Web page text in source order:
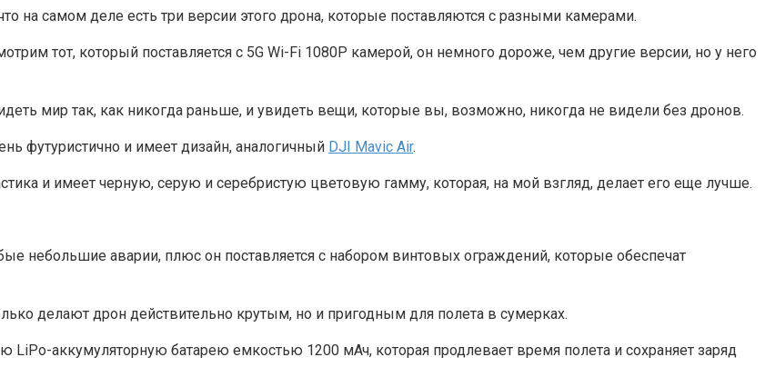
на самом деле есть три версии этого дрона, которые поставляются с разными камерами.
тот, который поставляется с 5G Wi-Fi 1080P камерой, он немного дороже, чем другие версии, но у него
мир так, как никогда раньше, и увидеть вещи, которые вы, возможно, никогда не видели без дронов.
футуристично и имеет дизайн, аналогичный DJI Mavic Air.
и имеет черную, серую и серебристую цветовую гамму, которая, на мой взгляд, делает его еще лучше.
небольшие аварии, плюс он поставляется с набором винтовых ограждений, которые обеспечат
делают дрон действительно крутым, но и пригодным для полета в сумерках.
LiPo-аккумуляторную батарею емкостью 1200 мАч, которая продлевает время полета и сохраняет заряд